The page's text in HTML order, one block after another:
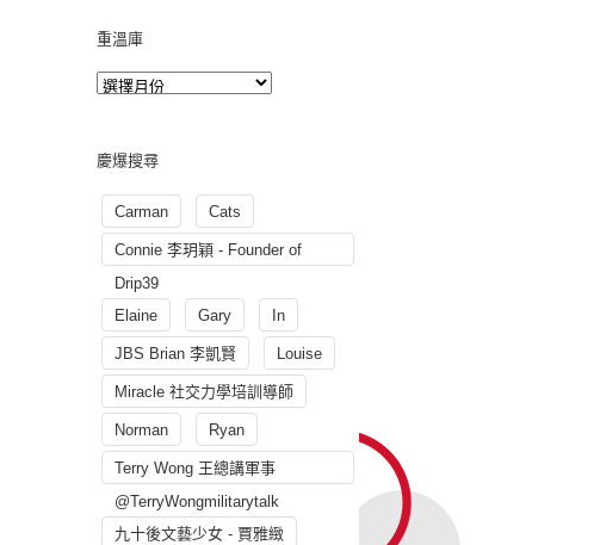
重溫庫
慶爆搜尋
Carman Cats
Connie 李玥穎 - Founder of
Drip39
Elaine
Gary In
JBS Brian 李凱賢 Louise
Miracle 社交力學培訓導師
Norman Ryan
Terry Wong 王總講軍事
@TerryWongmilitarytalk
九十後文藝少女 - 賈雅緻